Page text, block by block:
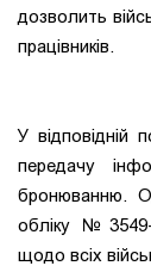
дозволить
працівників.
У відповідній
передачу
бронюванню.
обліку
щодо всіх